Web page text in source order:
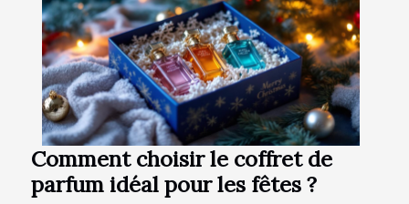
Comment choisir le coffret de
parfum idéal pour les fêtes ?